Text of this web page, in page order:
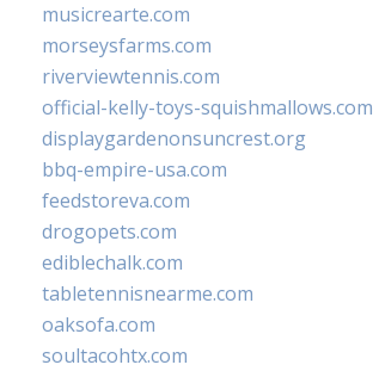
musicrearte.com
morseysfarms.com
riverviewtennis.com
official-kelly-toys-squishmallows.com
displaygardenonsuncrest.org
bbq-empire-usa.com
feedstoreva.com
drogopets.com
ediblechalk.com
tabletennisnearme.com
oaksofa.com
soultacohtx.com